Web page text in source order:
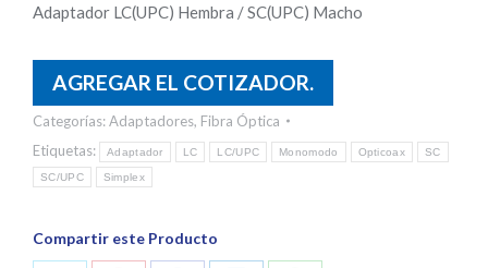
Adaptador LC(UPC) Hembra / SC(UPC) Macho
AGREGAR EL COTIZADOR.
Categorías:Adaptadores, Fibra Óptica
Etiquetas:
Adaptador LC LC/UPC Monomodo Opticoax SC
SC/UPC Simplex
Compartir este Producto